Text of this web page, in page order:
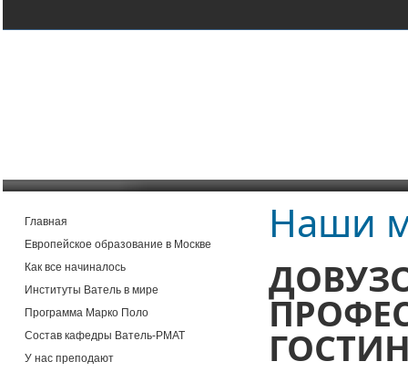
Наши
Главная
Европейское образование в Москве
Как все начиналось
Институты Ватель в мире
Программа Марко Поло
Состав кафедры Ватель-РМАТ
У нас преподают